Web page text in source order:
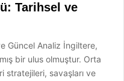
Tarihsel ve
Güncel Analiz İngiltere,
bir ulus olmuştur. Orta
stratejileri, savaşları ve